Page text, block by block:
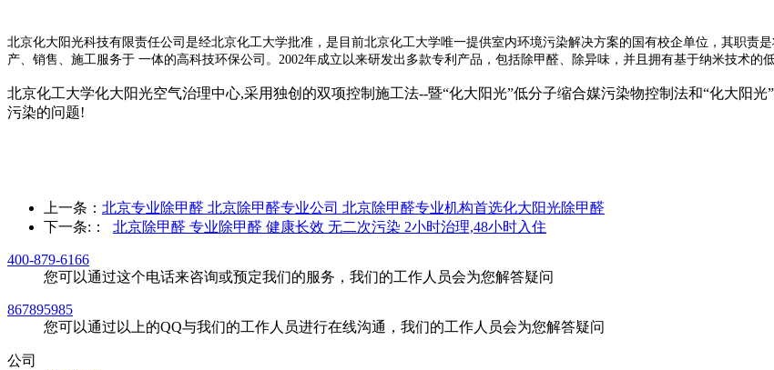
北京化大阳光科技有限责任公司是经北京化工大学批准，是目前北京化工大学唯一提供室内环境污染解决方案的国有校企单位，其职责
产、销售、施工服务于 一体的高科技环保公司。2002年成立以来研发出多款专利产品，包括除甲醛、除异味，并且拥有基于纳米技术的
北京化工大学化大阳光空气治理中心,采用独创的双项控制施工法--暨“化大阳光”低分子缩合媒污染物控制法和“化大阳
污染的问题!
上一条： 北京专业除甲醛 北京除甲醛专业公司 北京除甲醛专业机构首选化大阳光除甲醛
下一条: ： 北京除甲醛 专业除甲醛 健康长效 无二次污染 2小时治理,48小时入住
400-879-6166
您可以通过这个电话来咨询或预定我们的服务，我们的工作人员会为您解答疑问
867895985
您可以通过以上的QQ与我们的工作人员进行在线沟通，我们的工作人员会为您解答疑问
公司